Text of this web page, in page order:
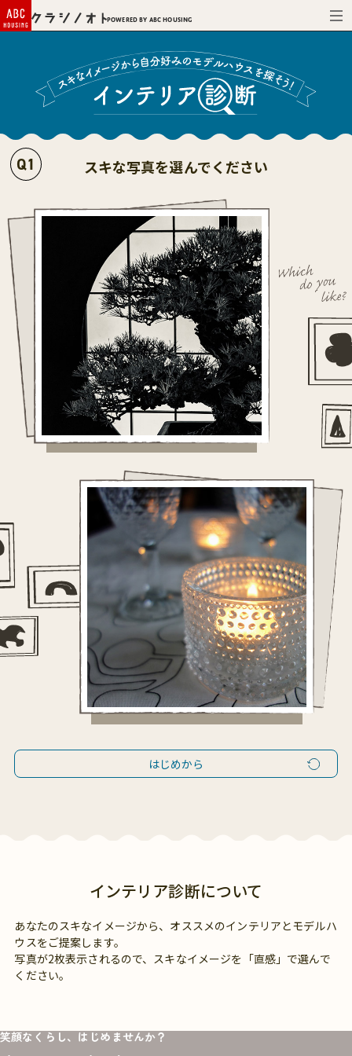
Powered by ABC HOUSING
Q1 スキな写真を選んでください
はじめから
インテリア診断について
あなたのスキなイメージから、オススメのインテリアとモデルハ
ウスをご提案します。
写真が2枚表示されるので、スキなイメージを「直感」で選んで
ください。
笑顔なくらし、はじめませんか？